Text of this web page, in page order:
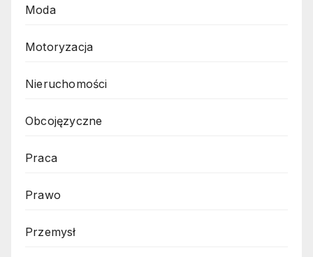
Moda
Motoryzacja
Nieruchomości
Obcojęzyczne
Praca
Prawo
Przemysł